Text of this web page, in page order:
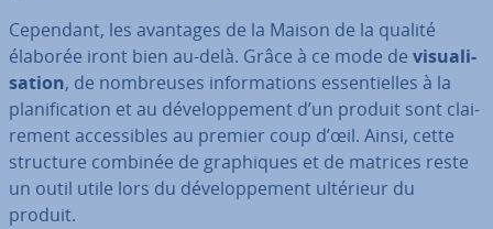
Cependant, les avantages de la Maison de la qualité
élaborée iront bien au-delà. Grâce à ce mode de vi­sua­li­
sa­tion, de nom­breuses in­for­ma­tions es­sen­tielles à la
pla­ni­fi­ca­tion et au dé­ve­lop­pe­ment d’un produit sont clai­
re­ment ac­ces­sibles au premier coup d’œil. Ainsi, cette
structure combinée de gra­phiques et de matrices reste
un outil utile lors du dé­ve­lop­pe­ment ultérieur du
produit.